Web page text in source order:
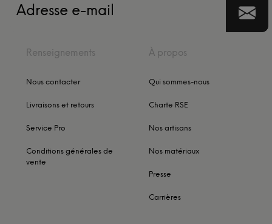
Renseignements
Nous contacter
Livraisons et retours
Service Pro
Conditions générales de
vente
À propos
Qui sommes-nous
Charte RSE
Nos artisans
Nos matériaux
Presse
Carrières